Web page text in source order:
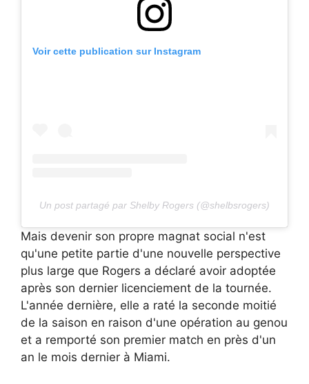
Voir cette publication sur Instagram
Un post partagé par Shelby Rogers (@shelbsrogers)
Mais devenir son propre magnat social n'est
qu'une petite partie d'une nouvelle perspective
plus large que Rogers a déclaré avoir adoptée
après son dernier licenciement de la tournée.
L'année dernière, elle a raté la seconde moitié
de la saison en raison d'une opération au genou
et a remporté son premier match en près d'un
an le mois dernier à Miami.